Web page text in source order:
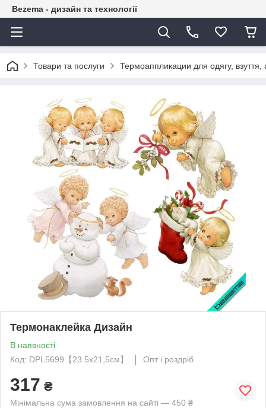
Bezema - дизайн та технології
Товари та послуги Термоаппликации для одягу, взуття,
Термонаклейка Дизайн
В наявності
Код: DPL5699【23.5x21,5см】
Опт і роздріб
317 ₴
Мінімальна сума замовлення на сайті — 450 ₴